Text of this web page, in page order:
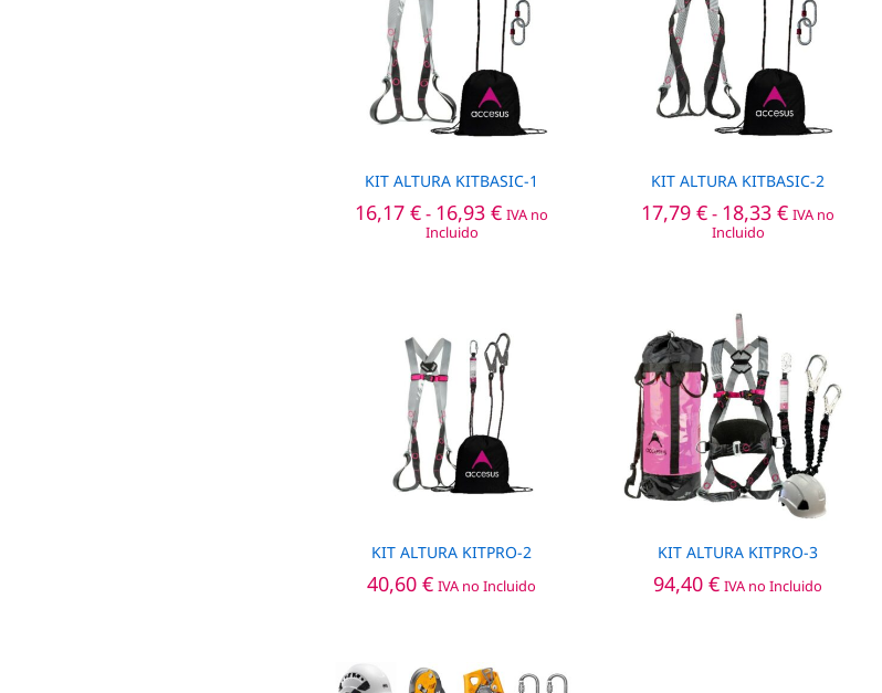
KIT ALTURA KITBASIC-1
16,17€ - 16,93€Rango
de
IVA no
Incluido
16,17€ 16,93€
KIT ALTURA KITBASIC-2
17,79€- 18,33€Rango
de
IVA no
Incluido
17,79€ 18,33€
KIT ALTURA KITPRO-2
40,60€ IVA no Incluido
40,60€
KIT ALTURA KITPRO-3
94,40€ IVA no Incluido
94,40€